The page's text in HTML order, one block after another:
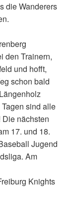
die Wanderers
den Trainern,
und hofft,
schon bald
sind alle
nächsten
17. und 18.
Jugend
Am
Knights